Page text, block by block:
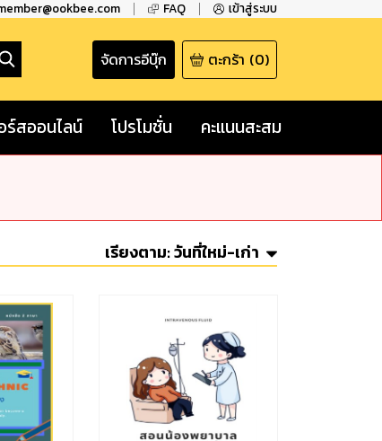
FAQ เข้าสู่ระบบ
จัดการอีบุ๊ก ตะกร้า (0)
ร์สออนไลน์ โปรโมชั่น คะแนนสะสม
เรียงตาม:วันที่ใหม่-เก่า